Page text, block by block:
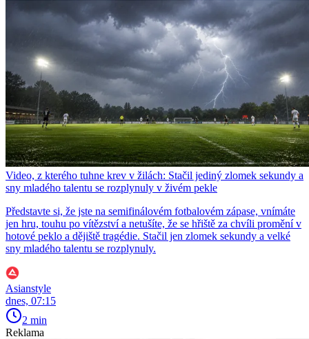
Video, z kterého tuhne krev v žilách: Stačil jediný zlomek sekundy a
sny mladého talentu se rozplynuly v živém pekle
Představte si, že jste na semifinálovém fotbalovém zápase, vnímáte
jen hru, touhu po vítězství a netušíte, že se hřiště za chvíli promění v
hotové peklo a dějiště tragédie. Stačil jen zlomek sekundy a velké
sny mladého talentu se rozplynuly.
Asianstyle
dnes, 07:15
2 min
Reklama